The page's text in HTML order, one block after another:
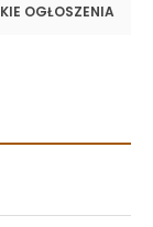
OGŁOSZENIA